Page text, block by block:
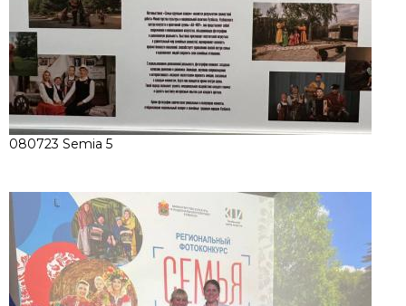
080723 Semia 5